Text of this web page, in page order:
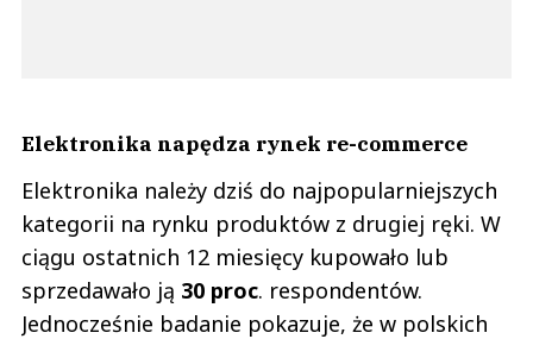
Elektronika napędza rynek re-commerce
Elektronika należy dziś do najpopularniejszych
kategorii na rynku produktów z drugiej ręki. W
ciągu ostatnich 12 miesięcy kupowało lub
sprzedawało ją 30 proc. respondentów.
Jednocześnie badanie pokazuje, że w polskich